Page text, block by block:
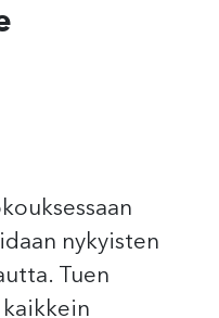
nykyisten
Tuen